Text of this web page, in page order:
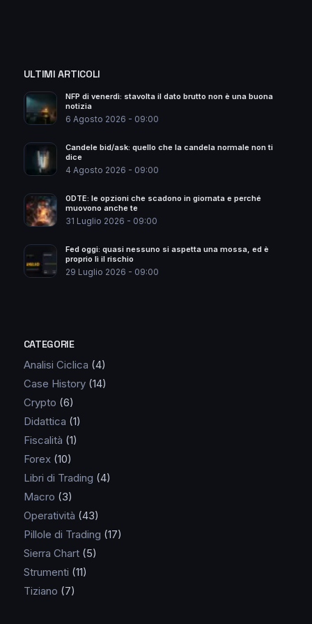
ULTIMI ARTICOLI
NFP di venerdì: stavolta il dato brutto non è una buona
notizia
6 Agosto 2026 - 09:00
Candele bid/ask: quello che la candela normale non ti
dice
4 Agosto 2026 - 09:00
0DTE: le opzioni che scadono in giornata e perché
muovono anche te
31 Luglio 2026 - 09:00
Fed oggi: quasi nessuno si aspetta una mossa, ed è
proprio lì il rischio
29 Luglio 2026 - 09:00
CATEGORIE
Analisi Ciclica (4)
Case History(14)
Crypto (6)
Didattica (1)
Fiscalità (1)
Forex(10)
Libri di Trading (4)
Macro (3)
Operatività (43)
Pillole di Trading (17)
Sierra Chart(5)
Strumenti (11)
Tiziano (7)